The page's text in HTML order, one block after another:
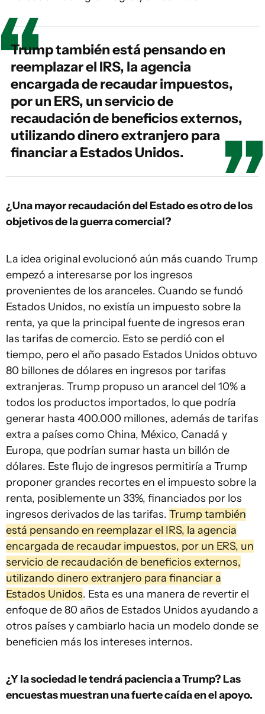
Trump también está pensando en
reemplazar el IRS, la agencia
encargada de recaudar impuestos,
por un ERS, un servicio de
recaudación de beneficios externos,
utilizando dinero extranjero para
financiar a Estados Unidos.
¿Una mayor recaudación del Estado es otro de los
objetivos de la guerra comercial?
La idea original evolucionó aún más cuando Trump
empezó a interesarse por los ingresos
provenientes de los aranceles. Cuando se fundó
Estados Unidos, no existía un impuesto sobre la
renta, ya que la principal fuente de ingresos eran
las tarifas de comercio. Esto se perdió con el
tiempo, pero el año pasado Estados Unidos obtuvo
80 billones de dólares en ingresos por tarifas
extranjeras. Trump propuso un arancel del 10% a
todos los productos importados, lo que podría
generar hasta 400.000 millones, además de tarifas
extra a países como China, México, Canadá y
Europa, que podrían sumar hasta un billón de
dólares. Este flujo de ingresos permitiría a Trump
proponer grandes recortes en el impuesto sobre la
renta, posiblemente un 33%, financiados por los
ingresos derivados de las tarifas. Trump también
está pensando en reemplazar el IRS, la agencia
encargada de recaudar impuestos, por un ERS, un
servicio de recaudación de beneficios externos,
utilizando dinero extranjero para financiar a
Estados Unidos. Esta es una manera de revertir el
enfoque de 80 años de Estados Unidos ayudando a
otros países y cambiarlo hacia un modelo donde se
beneficien más los intereses internos.
¿Y la sociedad le tendrá paciencia a Trump? Las
encuestas muestran una fuerte caída en el apoyo.